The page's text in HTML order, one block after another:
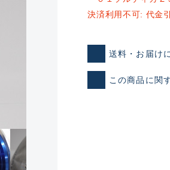
ランクとは？
決済利用不可: 代金
送料・お届け
この商品に関